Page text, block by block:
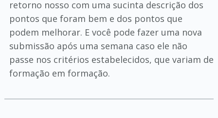
retorno nosso com uma sucinta descrição dos
pontos que foram bem e dos pontos que
podem melhorar. E você pode fazer uma nova
submissão após uma semana caso ele não
passe nos critérios estabelecidos, que variam de
formação em formação.